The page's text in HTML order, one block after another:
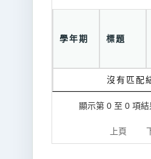
學年期 標題
沒有匹配
顯示第 0 至 0 項
上頁